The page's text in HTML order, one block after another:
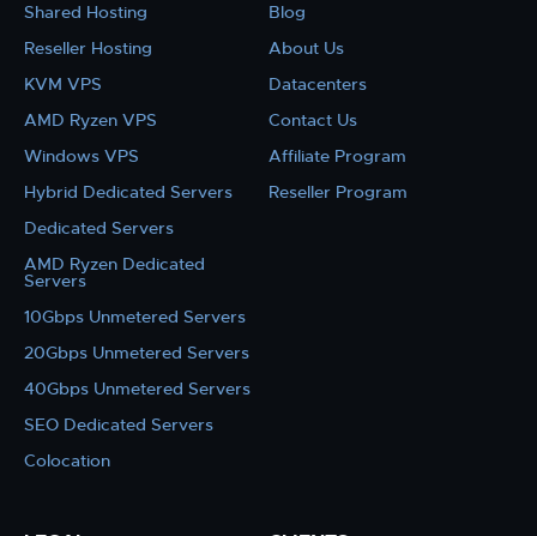
Shared Hosting
Reseller Hosting
KVM VPS
AMD Ryzen VPS
Windows VPS
Hybrid Dedicated Servers
Dedicated Servers
AMD Ryzen Dedicated
Servers
10Gbps Unmetered Servers
20Gbps Unmetered Servers
40Gbps Unmetered Servers
SEO Dedicated Servers
Colocation
Blog
About Us
Datacenters
Contact Us
Affiliate Program
Reseller Program